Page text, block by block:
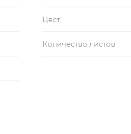
Цвет
Количество листов